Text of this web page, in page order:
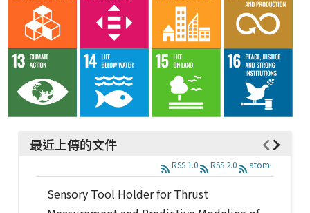
最近上傳的文件
RSS 1.0 RSS 2.0 atom
Sensory Tool Holder for Thrust